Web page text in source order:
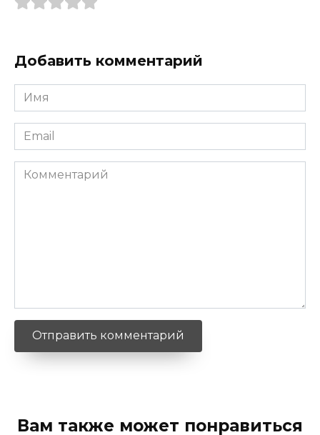
Добавить комментарий
Имя
*
Email
*
Комментарий
Вам также может понравиться